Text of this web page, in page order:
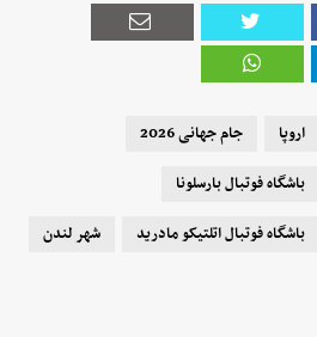
اروپا
جام جهانی 2026
باشگاه فوتبال بارسلونا
باشگاه فوتبال اتلتیکو مادرید
شهر لندن